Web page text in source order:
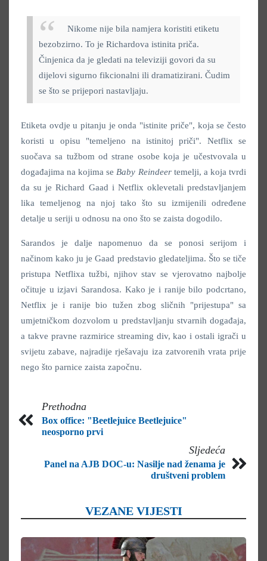
Nikome nije bila namjera koristiti etiketu
bezobzirno. To je Richardova istinita priča.
Činjenica da je gledati na televiziji govori da su
dijelovi sigurno fikcionalni ili dramatizirani. Čudim
se što se prijepori nastavljaju.
Etiketa ovdje u pitanju je onda "istinite priče", koja se često
koristi u opisu "temeljeno na istinitoj priči". Netflix se
suočava sa tužbom od strane osobe koja je učestvovala u
događajima na kojima se Baby Reindeer temelji, a koja tvrdi
da su je Richard Gaad i Netflix oklevetali predstavljanjem
lika temeljenog na njoj tako što su izmijenili određene
detalje u seriji u odnosu na ono što se zaista dogodilo.
Sarandos je dalje napomenuo da se ponosi serijom i
načinom kako ju je Gaad predstavio gledateljima. Što se tiče
pristupa Netflixa tužbi, njihov stav se vjerovatno najbolje
očituje u izjavi Sarandosa. Kako je i ranije bilo podcrtano,
Netflix je i ranije bio tužen zbog sličnih "prijestupa" sa
umjetničkom dozvolom u predstavljanju stvarnih događaja,
a takve pravne razmirice streaming div, kao i ostali igrači u
svijetu zabave, najradije rješavaju iza zatvorenih vrata prije
nego što parnice zaista započnu.
Prethodna
Box office: "Beetlejuice Beetlejuice"
neosporno prvi
Sljedeća
Panel na AJB DOC-u: Nasilje nad ženama je
društveni problem
VEZANE VIJESTI